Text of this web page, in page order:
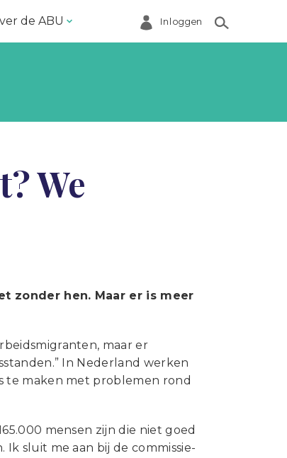
de ABU
de ABU
ABU-leden
Inloggen
We
zonder hen. Maar er is meer
maar er
In Nederland werken
te maken met problemen rond
mensen zijn die niet goed
sluit me aan bij de commissie-